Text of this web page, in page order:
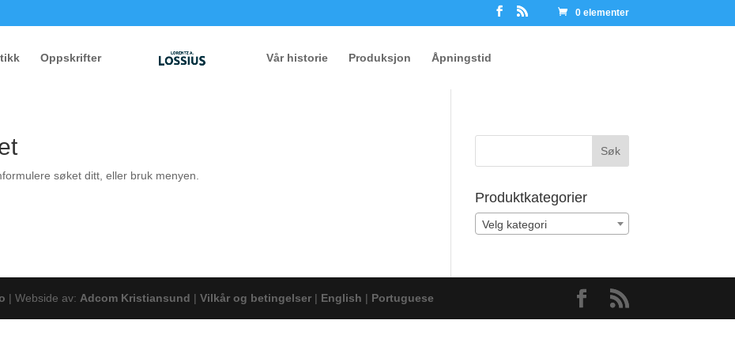
0 elementer
Oppskrifter Vår historie Produksjon Åpningstid
søket ditt, eller bruk menyen.
Produktkategorier
Velg kategori
| Webside av: Adcom Kristiansund |Vilkår og betingelser | English | Portuguese